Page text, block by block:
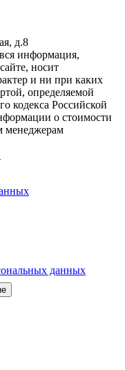
д.8
информация,
носит
и ни при каких
определяемой
кодекса Российской
о стоимости
менеджерам
данных